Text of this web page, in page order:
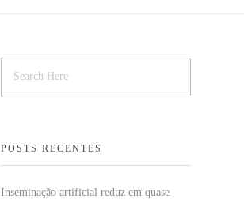
POSTS RECENTES
Inseminação artificial reduz em quase